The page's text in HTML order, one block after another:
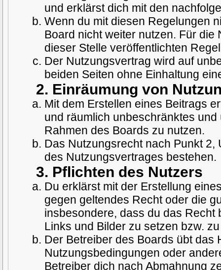
und erklärst dich mit den
Wenn du mit diesen Regelungen
Board nicht weiter nutzen. Für
dieser Stelle veröffentlichten
Der Nutzungsvertrag wird auf
beiden Seiten ohne Einhaltung
2. Einräumung von
Mit dem Erstellen eines Beitrags
und räumlich unbeschränktes
Rahmen des Boards zu nutzen.
Das Nutzungsrecht nach Punkt
des Nutzungsvertrages bestehen.
3. Pflichten des Nutzers
Du erklärst mit der Erstellung
gegen geltendes Recht oder die
insbesondere, dass du das Recht
Links und Bilder zu setzen bzw.
Der Betreiber des Boards übt das
Nutzungsbedingungen oder
Betreiber dich nach Abmahnung